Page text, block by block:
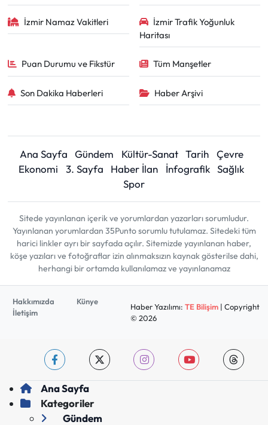
İzmir Namaz Vakitleri
İzmir Trafik Yoğunluk
Haritası
Puan Durumu ve Fikstür Tüm Manşetler
Son Dakika Haberleri Haber Arşivi
Ana Sayfa Gündem Kültür-Sanat Tarih
Çevre
Ekonomi
3. Sayfa Haber İlan İnfografik Sağlık
Spor
Sitede yayınlanan içerik ve yorumlardan yazarları sorumludur.
Yayınlanan yorumlardan 35Punto sorumlu tutulamaz. Sitedeki tüm
harici linkler ayrı bir sayfada açılır. Sitemizde yayınlanan haber,
köşe yazıları ve fotoğraflar izin alınmaksızın kaynak gösterilse dahi,
herhangi bir ortamda kullanılamaz ve yayınlanamaz
Hakkımızda
Künye
İletişim
Haber Yazılımı: TE Bilişim| Copyright
© 2026
Ana Sayfa
Kategoriler
Gündem